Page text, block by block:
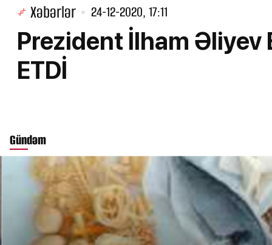
Xəbərlər 24-12-2020, 17:11
Prezident İlham Əliyev
ETDİ
Gündəm